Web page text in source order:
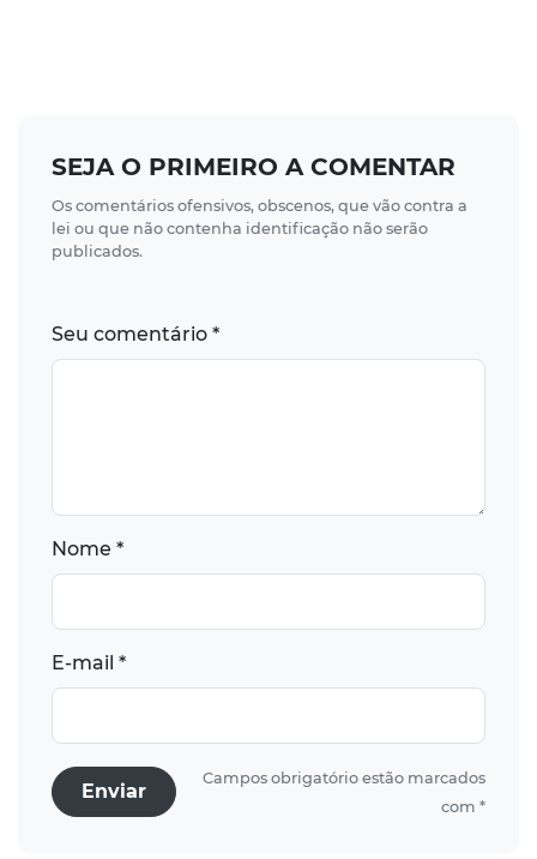
SEJA O PRIMEIRO A COMENTAR
Os comentários ofensivos, obscenos, que vão contra a
lei ou que não contenha identificação não serão
publicados.
Seu comentário *
Nome *
E-mail *
Enviar
Campos obrigatório estão marcados
com *